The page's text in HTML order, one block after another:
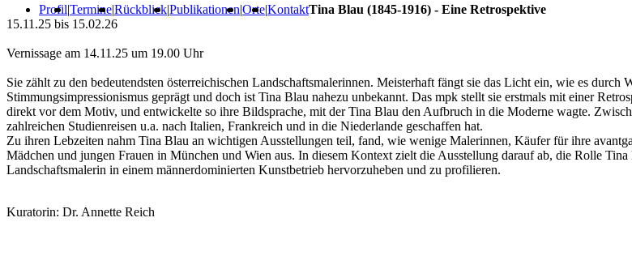
Profil|Termine|Rückblick|Publikationen|Orte|KontaktTina Blau (1845-1916) - Eine Retrospektive
15.11.25 bis 15.02.26
Vernissage am 14.11.25 um 19.00 Uhr
Sie zählt zu den bedeutendsten österreichischen Landschaftsmalerinnen. Meisterhaft fängt sie das Licht ein, wie es
Stimmungsimpressionismus geprägt und doch ist Tina Blau nahezu unbekannt. Das mpk stellt sie erstmals mit einer
direkt vor dem Motiv, und entwickelte so ihre Bildsprache, mit der Tina Blau den Aufbruch in die Moderne wagte.
zahlreichen Studienreisen u.a. nach Italien, Frankreich und in die Niederlande geschaffen hat.
Zu ihren Lebzeiten nahm Tina Blau an wichtigen Ausstellungen teil, fand, wie wenige Malerinnen, Käufer für ihre
Mädchen und jungen Frauen in München und Wien aus. In diesem Kontext zielt die Ausstellung darauf ab, die Rolle
Landschaftsmalerin in einem männerdominierten Kunstbetrieb hervorzuheben und zu profilieren.
Kuratorin: Dr. Annette Reich